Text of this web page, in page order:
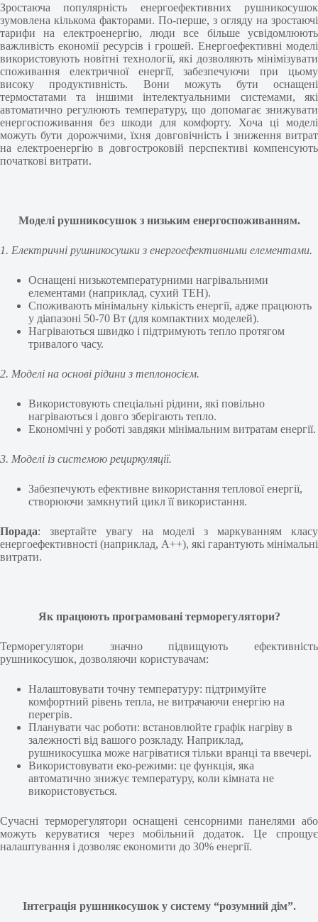
Зростаюча популярність енергоефективних рушникосушок
зумовлена кількома факторами. По-перше, з огляду на зростаючі
тарифи на електроенергію, люди все більше усвідомлюють
важливість економії ресурсів і грошей. Енергоефективні моделі
використовують новітні технології, які дозволяють мінімізувати
споживання електричної енергії, забезпечуючи при цьому
високу продуктивність. Вони можуть бути оснащені
термостатами та іншими інтелектуальними системами, які
автоматично регулюють температуру, що допомагає знижувати
енергоспоживання без шкоди для комфорту. Хоча ці моделі
можуть бути дорожчими, їхня довговічність і зниження витрат
на електроенергію в довгостроковій перспективі компенсують
початкові витрати.
Моделі рушникосушок з низьким енергоспоживанням.
1. Електричні рушникосушки з енергоефективними елементами.
Оснащені низькотемпературними нагрівальними
елементами (наприклад, сухий ТЕН).
Споживають мінімальну кількість енергії, адже працюють
у діапазоні 50-70 Вт (для компактних моделей).
Нагріваються швидко і підтримують тепло протягом
тривалого часу.
2. Моделі на основі рідини з теплоносієм.
Використовують спеціальні рідини, які повільно
нагріваються і довго зберігають тепло.
Економічні у роботі завдяки мінімальним витратам енергії.
3. Моделі із системою рециркуляції.
Забезпечують ефективне використання теплової енергії,
створюючи замкнутий цикл її використання.
Порада: звертайте увагу на моделі з маркуванням класу
енергоефективності (наприклад, А++), які гарантують мінімальні
витрати.
Як працюють програмовані терморегулятори?
Терморегулятори значно підвищують ефективність
рушникосушок, дозволяючи користувачам:
Налаштовувати точну температуру: підтримуйте
комфортний рівень тепла, не витрачаючи енергію на
перегрів.
Планувати час роботи: встановлюйте графік нагріву в
залежності від вашого розкладу. Наприклад,
рушникосушка може нагріватися тільки вранці та ввечері.
Використовувати еко-режими: це функція, яка
автоматично знижує температуру, коли кімната не
використовується.
Сучасні терморегулятори оснащені сенсорними панелями або
можуть керуватися через мобільний додаток. Це спрощує
налаштування і дозволяє економити до 30% енергії.
Інтеграція рушникосушок у систему “розумний дім”.